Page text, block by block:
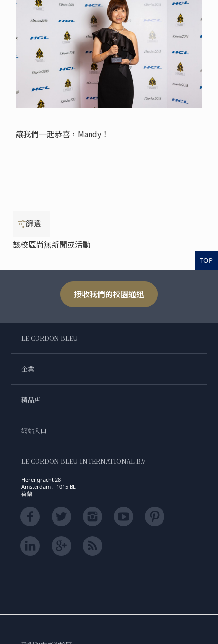
讓我們一起恭喜，Mandy！
篩選
該校區尚無新聞或活動
TOP
接收我們的校園通迅
LE CORDON BLEU
企業
精品店
網站入口
LE CORDON BLEU INTERNATIONAL B.V.
Herengracht 28
Amsterdam , 1015 BL
荷蘭